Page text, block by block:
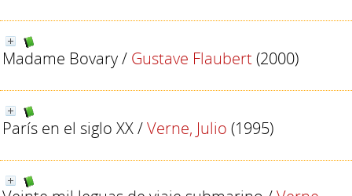
Madame Bovary/ Gustave Flaubert(2000)
París en el siglo XX/Verne, Julio (1995)